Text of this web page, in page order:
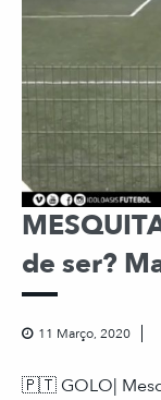
de ser?
11 Março, 2020
🇵🇹 GOLO|